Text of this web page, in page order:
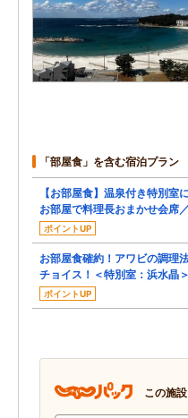
「部屋食」を含む宿泊プラン
【お部屋食】温泉付き特別室
お部屋で料理長おまかせ会席
ポイントUP
お部屋食確約！アワビの調理
チョイス！＜特別室：浜水晶＞
ポイントUP
この施